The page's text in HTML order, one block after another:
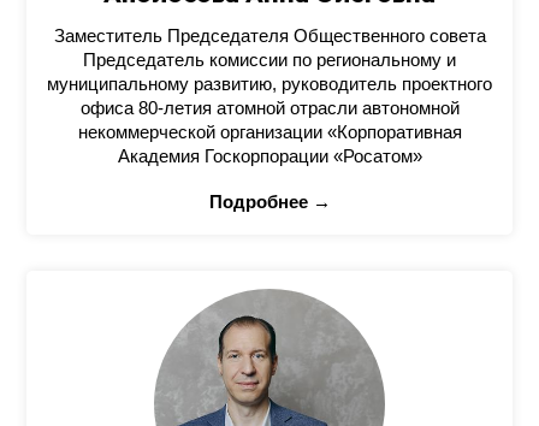
Заместитель Председателя Общественного совета
Председатель комиссии по региональному и
муниципальному развитию, руководитель проектного
офиса 80-летия атомной отрасли автономной
некоммерческой организации «Корпоративная
Академия Госкорпорации «Росатом»
Подробнее →